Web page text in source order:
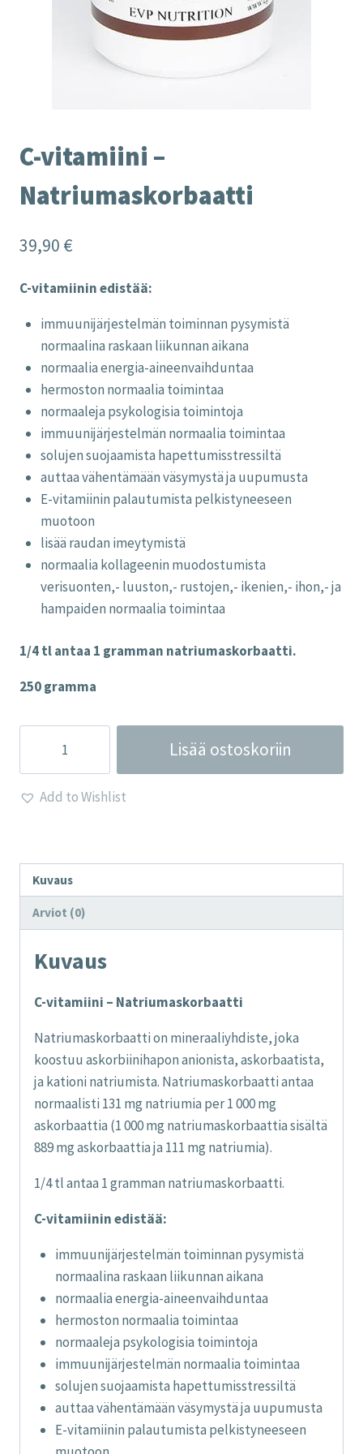
C-vitamiini –
Natriumaskorbaatti
39,90 €
C-vitamiinin edistää:
immuunijärjestelmän toiminnan pysymistä
normaalina raskaan liikunnan aikana
normaalia energia-aineenvaihduntaa
hermoston normaalia toimintaa
normaaleja psykologisia toimintoja
immuunijärjestelmän normaalia toimintaa
solujen suojaamista hapettumisstressiltä
auttaa vähentämään väsymystä ja uupumusta
E-vitamiinin palautumista pelkistyneeseen
muotoon
lisää raudan imeytymistä
normaalia kollageenin muodostumista
verisuonten,- luuston,- rustojen,- ikenien,- ihon,- ja
hampaiden normaalia toimintaa
1/4 tl antaa 1 gramman natriumaskorbaatti.
250 gramma
vitamiini
-
Natriumaskorbaatti
Lisää ostoskoriin
Add to Wishlist
Kuvaus
Arviot (0)
Kuvaus
C-vitamiini – Natriumaskorbaatti
Natriumaskorbaatti on mineraaliyhdiste, joka
koostuu askorbiinihapon anionista, askorbaatista,
ja kationi natriumista. Natriumaskorbaatti antaa
normaalisti 131 mg natriumia per 1 000 mg
askorbaattia (1 000 mg natriumaskorbaattia sisältä
889 mg askorbaattia ja 111 mg natriumia).
1/4 tl antaa 1 gramman natriumaskorbaatti.
C-vitamiinin edistää:
immuunijärjestelmän toiminnan pysymistä
normaalina raskaan liikunnan aikana
normaalia energia-aineenvaihduntaa
hermoston normaalia toimintaa
normaaleja psykologisia toimintoja
immuunijärjestelmän normaalia toimintaa
solujen suojaamista hapettumisstressiltä
auttaa vähentämään väsymystä ja uupumusta
E-vitamiinin palautumista pelkistyneeseen